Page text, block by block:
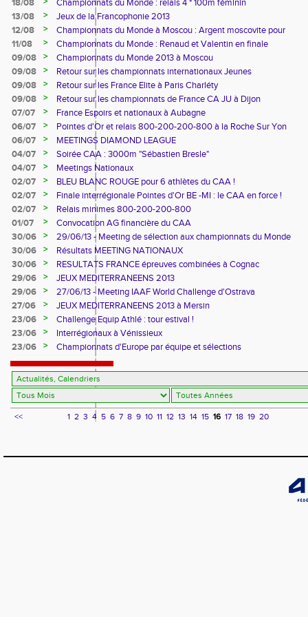
18/08
Championnats du Monde : relais 4 * 100m féminin
13/08
>
Jeux de la Francophonie 2013
12/08
>
Championnats du Monde à Moscou : Argent moscovite pour
Renaud
11/08 >
Championnats du Monde : Renaud et Valentin en finale
09/08
>
Championnats du Monde 2013 à Moscou
09/08
>
Retour sur les championnats internationaux Jeunes
09/08
>
Retour sur les France Elite à Paris Charléty
09/08
>
Retour sur les championnats de France CA JU à Dijon
07/07
>
France Espoirs et nationaux à Aubagne
06/07
>
Pointes d'Or et relais 800-200-200-800 à la Roche Sur Yon
06/07
>
MEETINGS DIAMOND LEAGUE
04/07
>
Soirée CAA : 3000m "Sébastien Bresle"
04/07
>
Meetings Nationaux
02/07
>
BLEU BLANC ROUGE pour 6 athlètes du CAA !
02/07
>
Finale interrégionale Pointes d'Or BE -MI : le CAA en force !
02/07
>
Relais minimes 800-200-200-800
01/07
>
Convocation AG financière du CAA
30/06
>
29/06/13 - Meeting de sélection aux championnats du Monde
Cadets
30/06 >
Résultats MEETING NATIONAUX
30/06
>
RESULTATS FRANCE épreuves combinées à Cognac
29/06
>
JEUX MEDITERRANEENS 2013
29/06
>
27/06/13 - Meeting IAAF World Challenge d'Ostrava
27/06
>
JEUX MEDITERRANEENS 2013 à Mersin
23/06
>
Challenge Equip Athlé : tour estival !
23/06
>
Interrégionaux à Vénissieux
23/06
> Championnats d'Europe par équipe et sélections
<< 1 2 3 4 5 6 7 8 9 10 11 12 13 14 15 16 17 18 19 20